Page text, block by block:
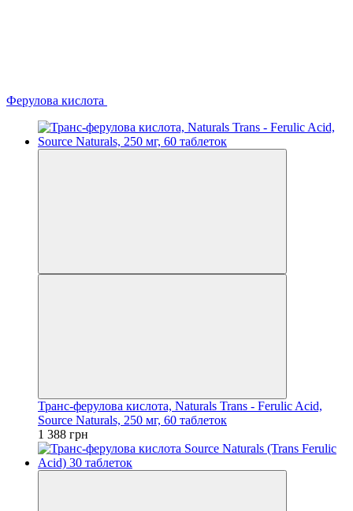
Ферулова кислота
Транс-ферулова кислота, Naturals Trans - Ferulic Acid,
Source Naturals, 250 мг, 60 таблеток
1 388 грн